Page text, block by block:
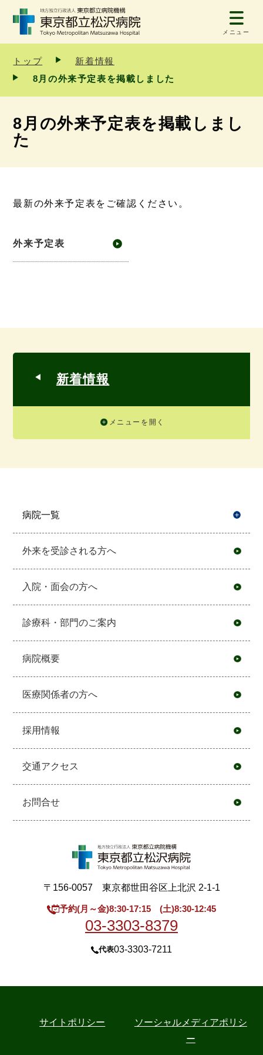
メニュー
トップ
新着情報
8月の外来予定表を掲載しました
8月の外来予定表を掲載しまし
た
最新の外来予定表をご確認ください。
外来予定表
新着情報
メニューを開く
病院一覧
外来を受診される方へ
入院・面会の方へ
診療科・部門のご案内
病院概要
医療関係者の方へ
採用情報
交通アクセス
お問合せ
〒156-0057 東京都世田谷区上北沢 2-1-1
予約(月～金)8:30-17:15 (土)8:30-12:45
03-3303-8379
代表03-3303-7211
サイトポリシー
ソーシャルメディアポリシ
ー